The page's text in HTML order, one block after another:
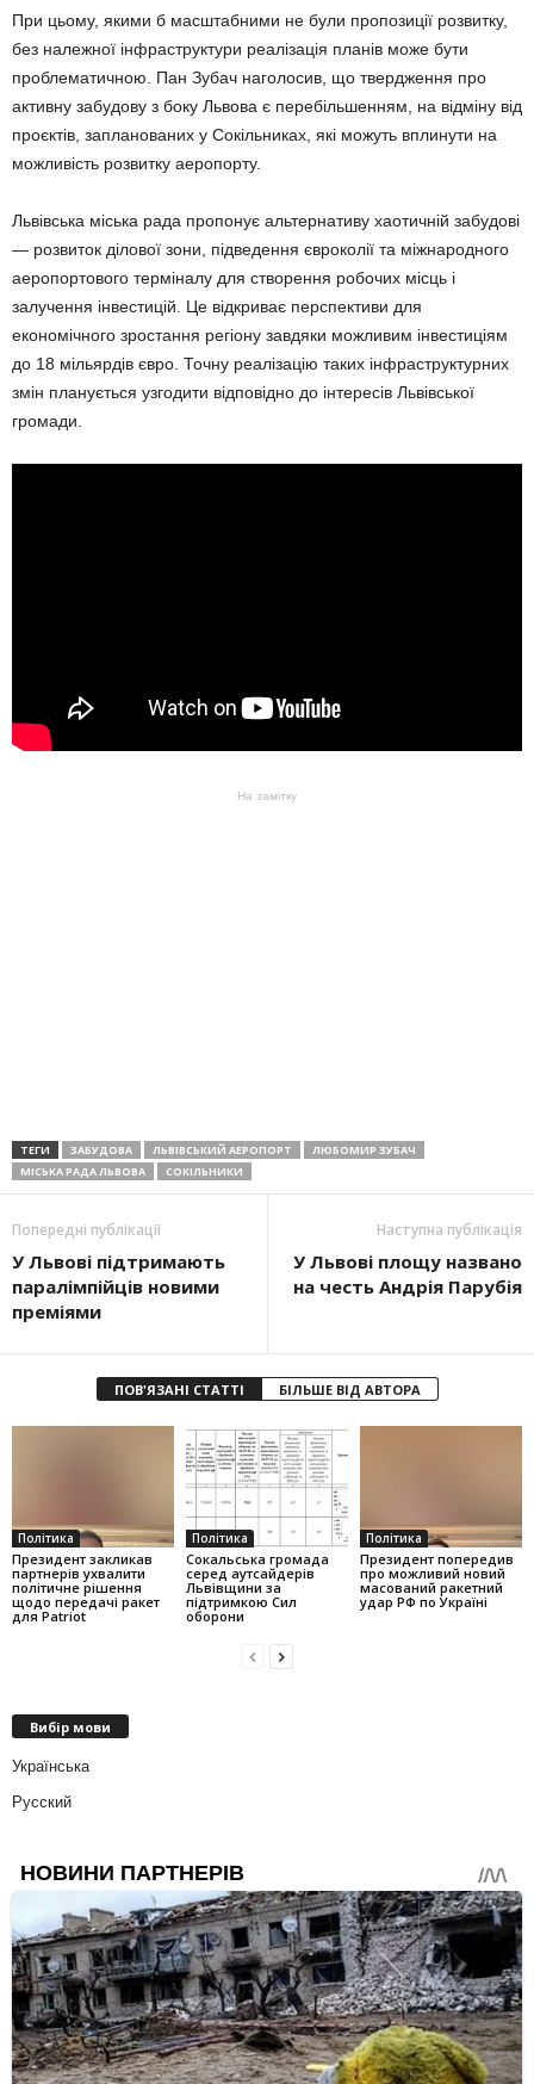
При цьому, якими б масштабними не були пропозиції розвитку,
без належної інфраструктури реалізація планів може бути
проблематичною. Пан Зубач наголосив, що твердження про
активну забудову з боку Львова є перебільшенням, на відміну від
проєктів, запланованих у Сокільниках, які можуть вплинути на
можливість розвитку аеропорту.
Львівська міська рада пропонує альтернативу хаотичній забудові
— розвиток ділової зони, підведення євроколії та міжнародного
аеропортового терміналу для створення робочих місць і
залучення інвестицій. Це відкриває перспективи для
економічного зростання регіону завдяки можливим інвестиціям
до 18 мільярдів євро. Точну реалізацію таких інфраструктурних
змін планується узгодити відповідно до інтересів Львівської
громади.
На замітку
ТЕГИ ЗАБУДОВА ЛЬВІВСЬКИЙ АЕРОПОРТ
ЛЮБОМИР ЗУБАЧ
МІСЬКА РАДА ЛЬВОВА
СОКІЛЬНИКИ
Попередні публікації
У Львові підтримають
паралімпійців новими
преміями
Наступна публікація
У Львові площу названо
на честь Андрія Парубія
ПОВ'ЯЗАНІ СТАТТІ БІЛЬШЕ ВІД АВТОРА
Політика
Президент закликав
партнерів ухвалити
політичне рішення
щодо передачі ракет
для Patriot
Політика
Сокальська громада
серед аутсайдерів
Львівщини за
підтримкою Сил
оборони
Політика
Президент попередив
про можливий новий
масований ракетний
удар РФ по Україні
Вибір мови
Українська
Русский